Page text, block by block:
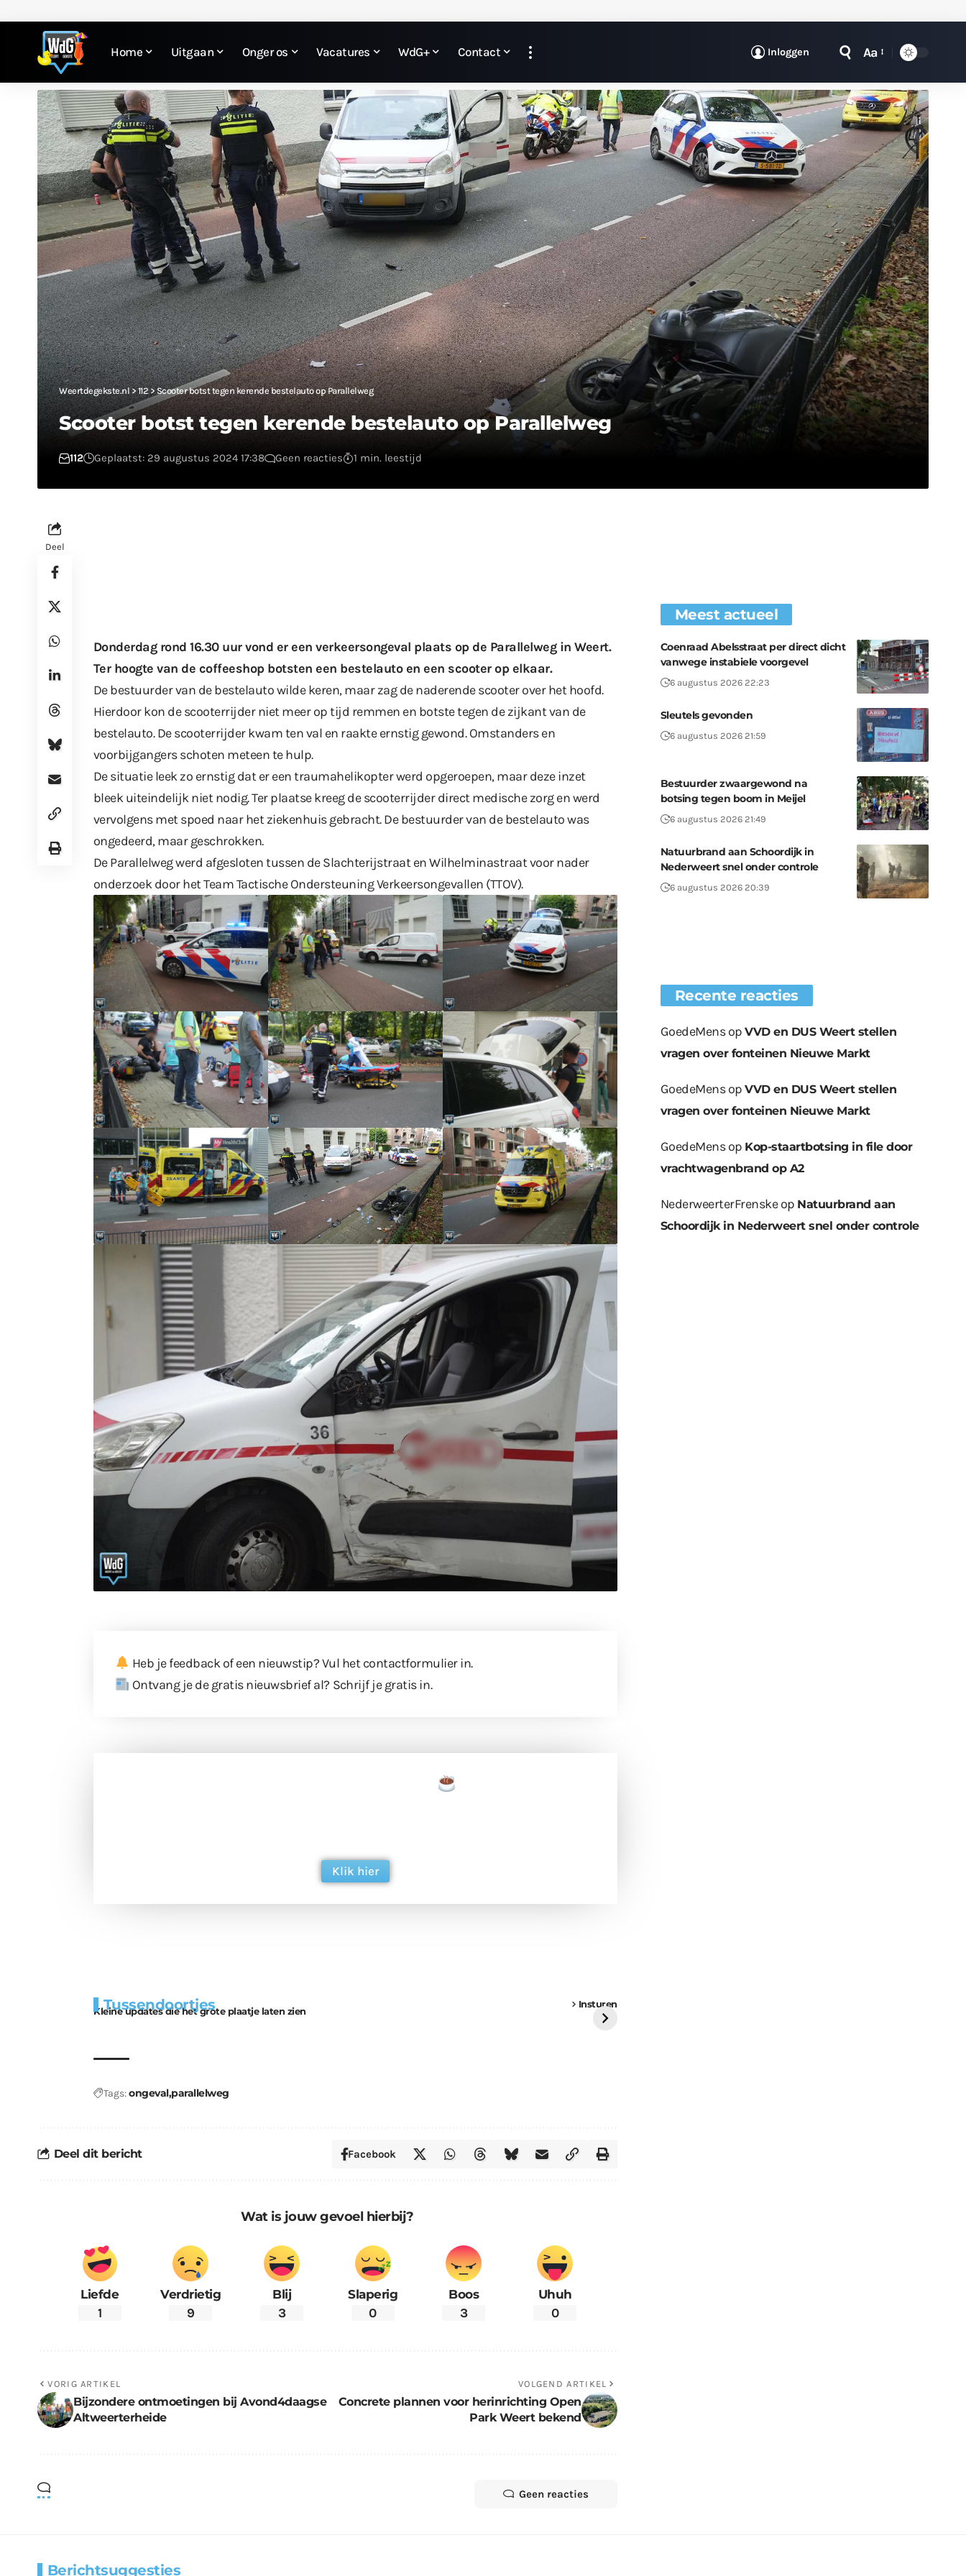
Home Uitgaan Onger os Vacatures WdG+ Contact Inloggen Aa
Weertdegekste.nl>112>Scooter botst tegen kerende bestelauto op Parallelweg
Scooter botst tegen kerende bestelauto op Parallelweg
112 Geplaatst: 29 augustus 2024 17:38 Geen reacties 1 min. leestijd
Deel
Donderdag rond 16.30 uur vond er een verkeersongeval plaats op de Parallelweg in Weert.
Ter hoogte van de coffeeshop botsten een bestelauto en een scooter op elkaar.
De bestuurder van de bestelauto wilde keren, maar zag de naderende scooter over het hoofd.
Hierdoor kon de scooterrijder niet meer op tijd remmen en botste tegen de zijkant van de
bestelauto. De scooterrijder kwam ten val en raakte ernstig gewond. Omstanders en
voorbijgangers schoten meteen te hulp.
De situatie leek zo ernstig dat er een traumahelikopter werd opgeroepen, maar deze inzet
bleek uiteindelijk niet nodig. Ter plaatse kreeg de scooterrijder direct medische zorg en werd
vervolgens met spoed naar het ziekenhuis gebracht. De bestuurder van de bestelauto was
ongedeerd, maar geschrokken.
De Parallelweg werd afgesloten tussen de Slachterijstraat en Wilhelminastraat voor nader
onderzoek door het Team Tactische Ondersteuning Verkeersongevallen (TTOV).
Heb je feedback of een nieuwstip? Vul het contactformulierin.
Ontvang je de gratis nieuwsbrief al? Schrijf je gratis in.
Klik hier
Tussendoortjes Insturen
Kleine updates die het grote plaatje laten zien
bouwmateriaal voor
kabouters
uitdaging
Tags:ongevalparallelweg
Deel dit bericht Facebook
Wat is jouw gevoel hierbij?
Liefde
1
Verdrietig
9
Blij
3
Slaperig
0
Boos
3
Uhuh
0
VORIG ARTIKEL
Bijzondere ontmoetingen bij Avond4daagse
Altweerterheide
VOLGEND ARTIKEL
Concrete plannen voor herinrichting Open
Park Weert bekend
Geen reacties
Meest actueel
Coenraad Abelsstraat per direct dicht
vanwege instabiele voorgevel
6 augustus 2026 22:23
Sleutels gevonden
6 augustus 2026 21:59
Bestuurder zwaargewond na
botsing tegen boom in Meijel
6 augustus 2026 21:49
Natuurbrand aan Schoordijk in
Nederweert snel onder controle
6 augustus 2026 20:39
Recente reacties
GoedeMensopVVD en DUS Weert stellen
vragen over fonteinen Nieuwe Markt
GoedeMensopVVD en DUS Weert stellen
vragen over fonteinen Nieuwe Markt
GoedeMensop Kop-staartbotsing in file door
vrachtwagenbrand op A2
NederweerterFrenskeop Natuurbrand aan
Schoordijk in Nederweert snel onder controle
Berichtsuggesties